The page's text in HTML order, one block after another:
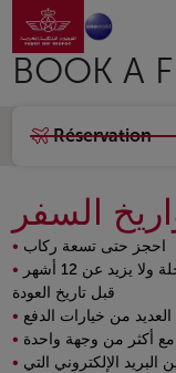
Saut au contenu
Aller à
BOOK A
Réservation
السفر
احجز حتى تسعة ركاب
احجز قبل 4 ساعات على الأقل من مغادرة الرحلة ولا يزيد عن 12 أشهر
قبل تاريخ العودة
من خيارات الدفع
أكثر من وجهة واحدة
الإلكتروني التي